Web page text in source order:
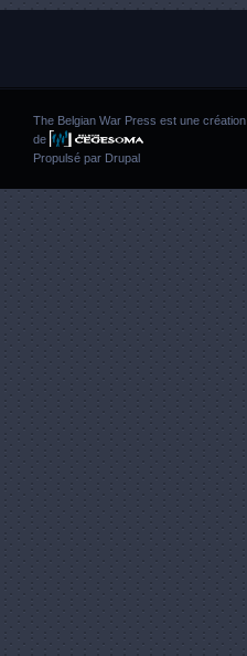
The Belgian War Press est une création
de
Propulsé par Drupal